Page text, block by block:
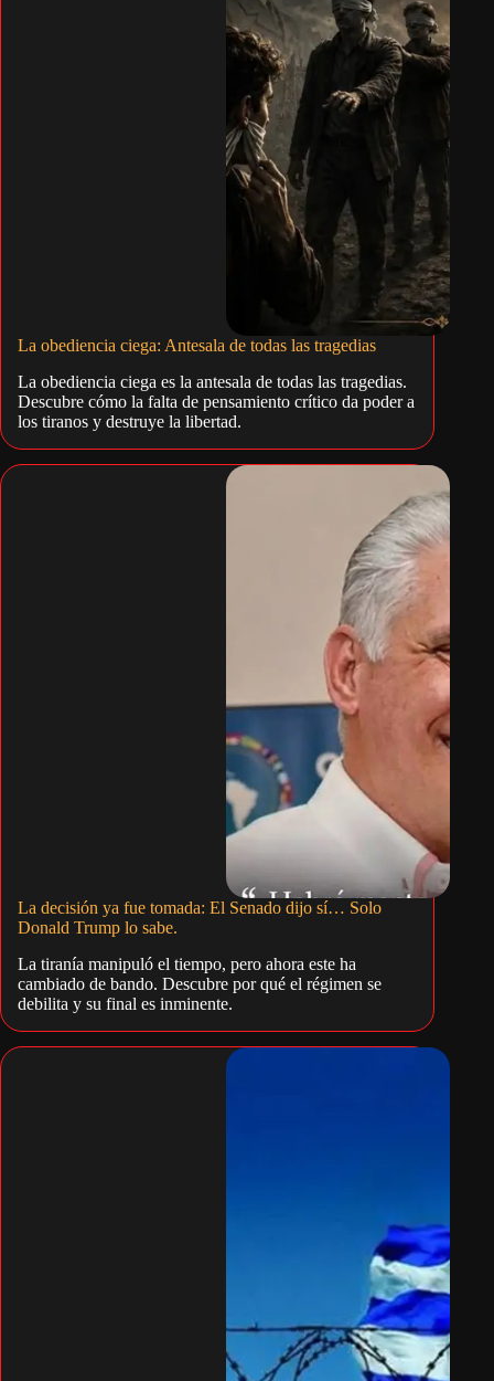
La obediencia ciega: Antesala de todas las tragedias
La obediencia ciega es la antesala de todas las tragedias.
Descubre cómo la falta de pensamiento crítico da poder a
los tiranos y destruye la libertad.
La decisión ya fue tomada: El Senado dijo sí… Solo
Donald Trump lo sabe.
La tiranía manipuló el tiempo, pero ahora este ha
cambiado de bando. Descubre por qué el régimen se
debilita y su final es inminente.